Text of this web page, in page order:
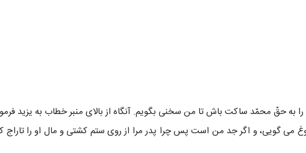
حقّ محمّد ساکت باش تا من سخنی بگویم. آنگاه از بالای منبر خطاب به یزید
گویی، و اگر جد من است پس چرا پدر مرا از روی ستم کشتی و مال او را